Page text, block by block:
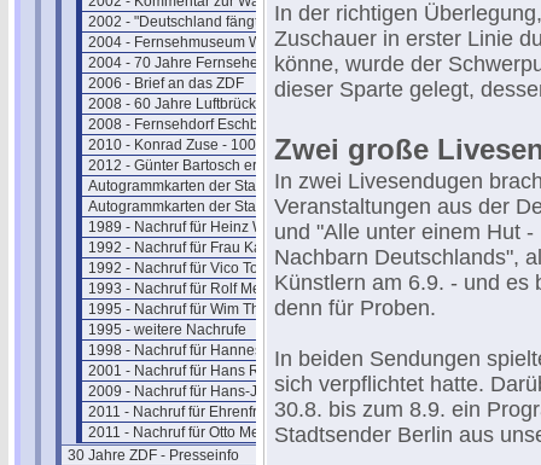
2002 - "Deutschland fängt neu an ....."
2004 - Fernsehmuseum Wiesbaden
2004 - 70 Jahre Fernsehen
2006 - Brief an das ZDF
2008 - 60 Jahre Luftbrücke
2008 - Fernsehdorf Eschborn
2010 - Konrad Zuse - 100 Jahre
2012 - Günter Bartosch erinnert sich
Autogrammkarten der Stars
Autogrammkarten der Stars (2)
1989 - Nachruf für Heinz Werner
1992 - Nachruf für Frau Karolus
1992 - Nachruf für Vico Torriani
1993 - Nachruf für Rolf Merz
1995 - Nachruf für Wim Thoelke
1995 - weitere Nachrufe
1998 - Nachruf für Hannes Schmid
2001 - Nachruf für Hans Rosenthal
2009 - Nachruf für Hans-J. Rödel
2011 - Nachruf für Ehrenfried Klauer
2011 - Nachruf für Otto Meissner
30 Jahre ZDF - Presseinfo
In der richtigen
Zuschauer in erster Linie
könne, wurde der
dieser Sparte gelegt,
Zwei große
In zwei Livesendugen
Veranstaltungen aus der
und "Alle unter einem Hut
Nachbarn Deutschlands",
Künstlern am 6.9. - und es
denn für Proben.
In beiden Sendungen
sich verpflichtet hatte.
30.8. bis zum 8.9. ein
Stadtsender Berlin aus